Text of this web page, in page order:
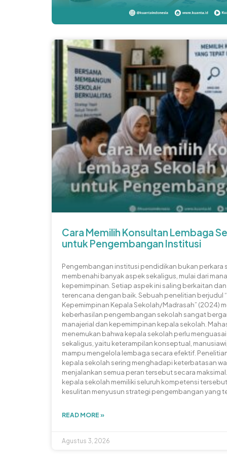
Cara Memilih Konsultan Lembaga
untuk Pengembangan Institusi
Pengembangan institusi pendidikan bukan perkara
membenahi banyak aspek sekaligus, mulai dari
kepemimpinan. Setiap aspek ini saling berkaitan
terencana dengan baik. Sebuah penelitian berjudul
Kepemimpinan Kepala Sekolah/Madrasah” (2024)
keberhasilan pengembangan sekolah sangat
manajerial dan kepemimpinan kepala sekolah.
menemukan bahwa kepala sekolah perlu
sekaligus, yaitu keterampilan konseptual,
mampu mengelola lembaga secara efektif.
kepala sekolah sering menghadapi keterbatasan
menjalankan semua peran tersebut secara
kepala sekolah memiliki seluruh kompetensi
kesulitan menyusun strategi pengembangan yang
READ MORE »
Agustus 3, 2026